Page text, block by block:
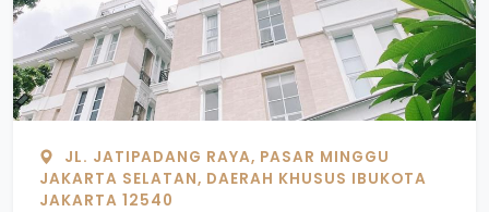
JL. JATIPADANG RAYA, PASAR MINGGU
JAKARTA SELATAN, DAERAH KHUSUS IBUKOTA
JAKARTA 12540